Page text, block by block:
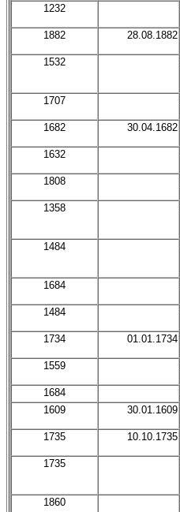
1232
1882
28.08.1882
1532
1707
1682
30.04.1682
1632
1808
1358
1484
1684
1484
1734
01.01.1734
1559
1684
1609
30.01.1609
1735
10.10.1735
1735
1860